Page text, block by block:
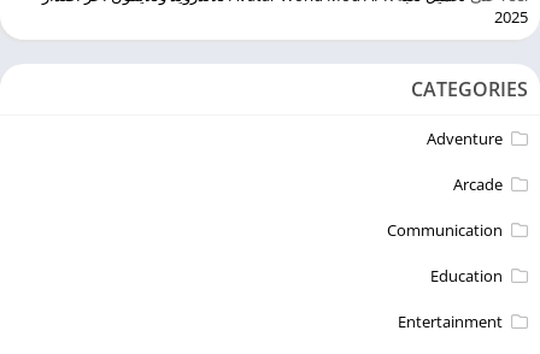
2025
CATEGORIES
Adventure
Arcade
Communication
Education
Entertainment